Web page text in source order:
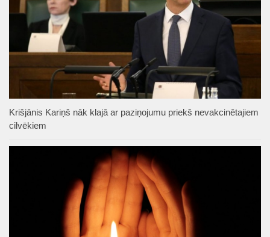
Krišjānis Kariņš nāk klajā ar paziņojumu priekš nevakcinētajiem
cilvēkiem